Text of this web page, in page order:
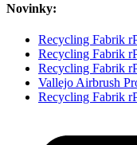
Novinky:
Recycling Fabrik
Recycling Fabrik
Recycling Fabrik
Vallejo Airbrush
Recycling Fabrik